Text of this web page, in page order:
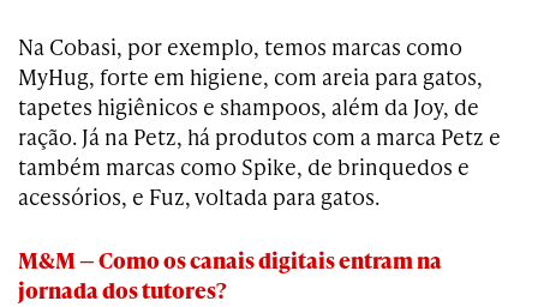
Na Cobasi, por exemplo, temos marcas como
MyHug, forte em higiene, com areia para gatos,
tapetes higiênicos e shampoos, além da Joy, de
ração. Já na Petz, há produtos com a marca Petz e
também marcas como Spike, de brinquedos e
acessórios, e Fuz, voltada para gatos.
M&M — Como os canais digitais entram na
jornada dos tutores?